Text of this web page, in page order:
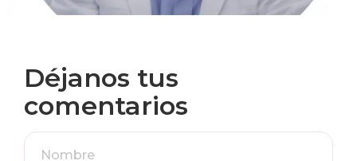
Déjanos tus
comentarios